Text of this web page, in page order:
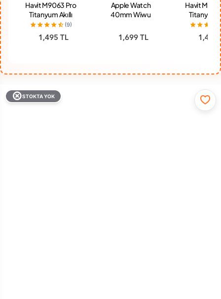
Havit M9063 Pro
Titanyum Akıllı
Saat
(9)
1,495 TL
Apple Watch
40mm Wiwu
Auger Metal
Kordon Rose
1,699 TL
Havit
Titanyum
Saat
1,495
STOKTA YOK